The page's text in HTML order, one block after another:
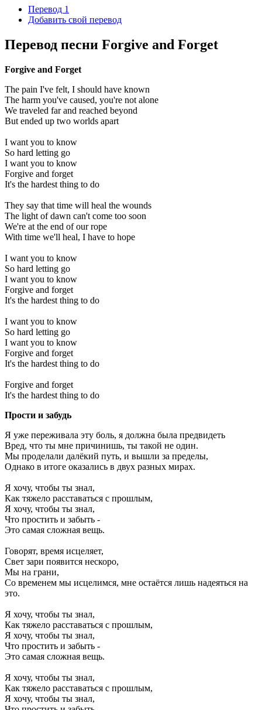
Перевод 1
Добавить свой перевод
Перевод песни Forgive and Forget
Forgive and Forget
The pain I've felt, I should have known
The harm you've caused, you're not alone
We traveled far and reached beyond
But ended up two worlds apart
I want you to know
So hard letting go
I want you to know
Forgive and forget
It's the hardest thing to do
They say that time will heal the wounds
The light of dawn can't come too soon
We're at the end of our rope
With time we'll heal, I have to hope
I want you to know
So hard letting go
I want you to know
Forgive and forget
It's the hardest thing to do
I want you to know
So hard letting go
I want you to know
Forgive and forget
It's the hardest thing to do
Forgive and forget
It's the hardest thing to do
Прости и забудь
Я уже переживала эту боль, я должна была предвидеть
Вред, что ты мне причинишь, ты такой не один.
Мы проделали далёкий путь, и вышли за пределы,
Однако в итоге оказались в двух разных мирах.
Я хочу, чтобы ты знал,
Как тяжело расставаться с прошлым,
Я хочу, чтобы ты знал,
Что простить и забыть -
Это самая сложная вещь.
Говорят, время исцеляет,
Свет зари появится нескоро,
Мы на грани,
Со временем мы исцелимся, мне остаётся лишь надеяться на
это.
Я хочу, чтобы ты знал,
Как тяжело расставаться с прошлым,
Я хочу, чтобы ты знал,
Что простить и забыть -
Это самая сложная вещь.
Я хочу, чтобы ты знал,
Как тяжело расставаться с прошлым,
Я хочу, чтобы ты знал,